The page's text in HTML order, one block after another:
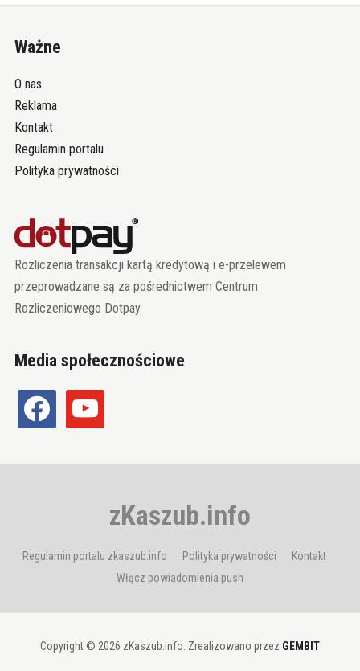
Ważne
O nas
Reklama
Kontakt
Regulamin portalu
Polityka prywatności
Rozliczenia transakcji kartą kredytową i e-przelewem
przeprowadzane są za pośrednictwem Centrum
Rozliczeniowego Dotpay
Media społecznościowe
facebook youtube
zKaszub.info
Regulamin portalu zkaszub.info Polityka prywatności
Kontakt
Włącz powiadomienia push
Copyright © 2026 zKaszub.info. Zrealizowano przez GEMBIT